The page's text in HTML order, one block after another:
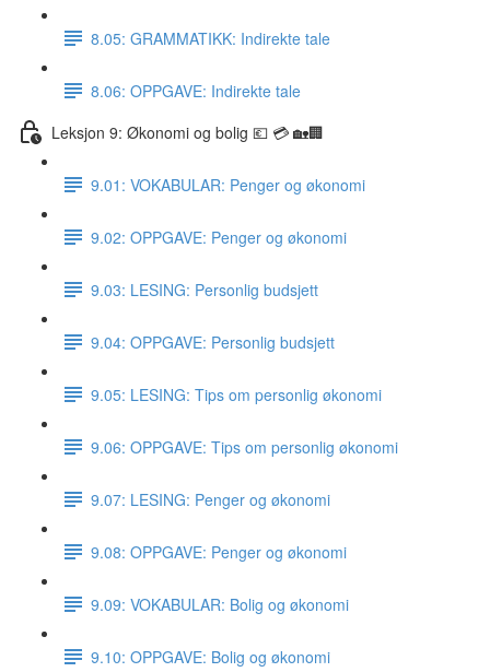
8.05: GRAMMATIKK: Indirekte tale
8.06: OPPGAVE: Indirekte tale
Leksjon 9: Økonomi og bolig 💶 💳 🏡🏢
9.01: VOKABULAR: Penger og økonomi
9.02: OPPGAVE: Penger og økonomi
9.03: LESING: Personlig budsjett
9.04: OPPGAVE: Personlig budsjett
9.05: LESING: Tips om personlig økonomi
9.06: OPPGAVE: Tips om personlig økonomi
9.07: LESING: Penger og økonomi
9.08: OPPGAVE: Penger og økonomi
9.09: VOKABULAR: Bolig og økonomi
9.10: OPPGAVE: Bolig og økonomi